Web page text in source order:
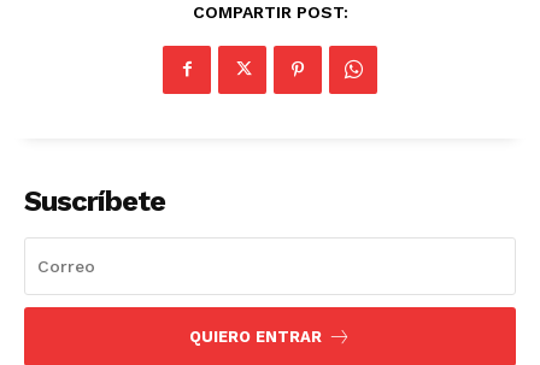
COMPARTIR POST:
Suscríbete
QUIERO ENTRAR